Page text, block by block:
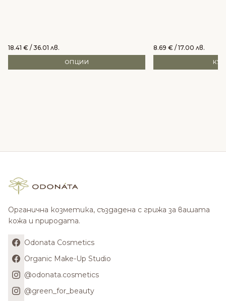
18.41 € / 36.01 лв.
ОПЦИИ
8.69 € / 17.00 лв.
Органична козметика, създадена с грижа за вашата
кожа и природата.
Odonata Cosmetics
Organic Make-Up Studio
@odonata.cosmetics
@green_for_beauty